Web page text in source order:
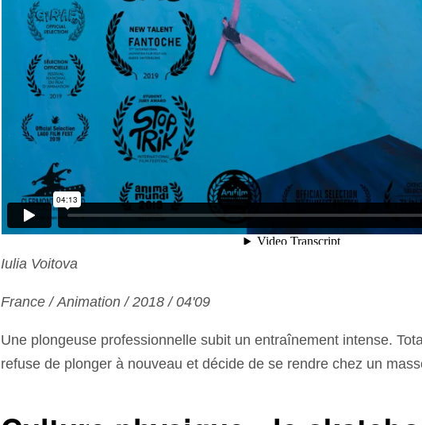
Iulia Voitova
France / Animation / 2018 / 04'09
Une plongeuse professionnelle subit un entraînement intense.
refuse de plonger à nouveau et décide de se rendre chez un